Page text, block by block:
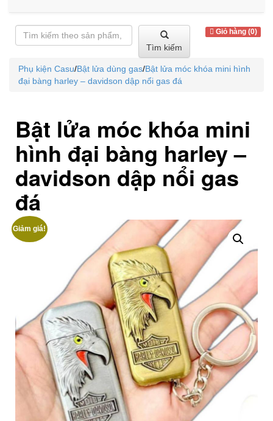
Tìm kiếm
Giỏ hàng (0)
Phụ kiện Casu/Bật lửa dùng gas/Bật lửa móc khóa mini hình
đại bàng harley – davidson dập nổi gas đá
Bật lửa móc khóa mini
hình đại bàng harley –
davidson dập nổi gas
đá
Giảm giá!